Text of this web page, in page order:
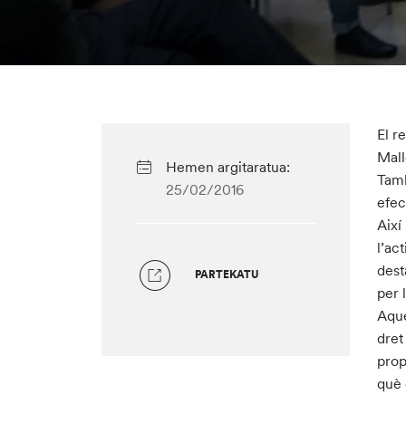
Hemen argitaratua:
25/02/2016
PARTEKATU
El
Així
per
dret
què